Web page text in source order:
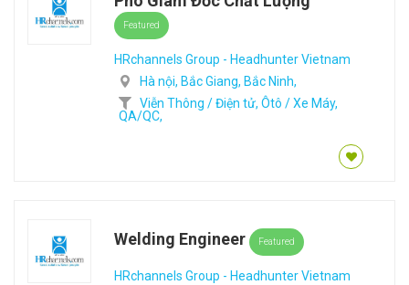
Featured
HRchannels Group - Headhunter Vietnam
Hà nội, Bắc Giang, Bắc Ninh,
Viễn Thông / Điện tử, Ôtô / Xe Máy,
QA/QC,
Welding Engineer Featured
HRchannels Group - Headhunter Vietnam